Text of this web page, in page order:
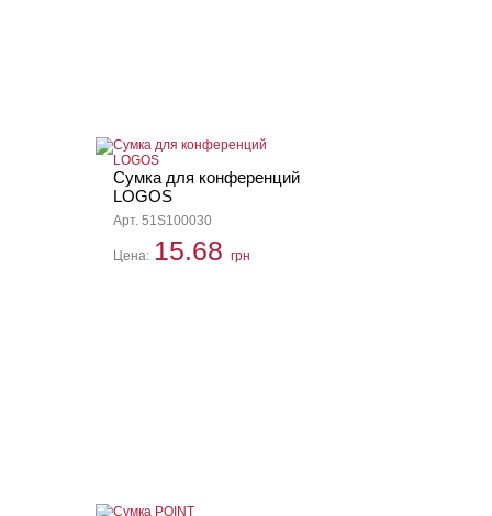
Сумка для конференций
LOGOS
Арт. 51S100030
Цена: 15.68 грн